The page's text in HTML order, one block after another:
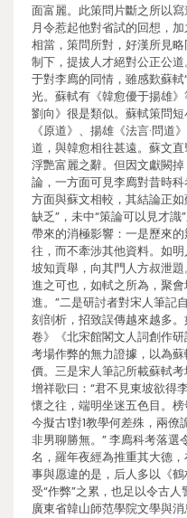
面富麗。此策問片斷之所以
月令惹起他對省試的回想，
相當，策問所對，好漢所見
制下，提拔人才絕對公正公
于對李廌的同情，雖感歎蘇軾
光。蘇軾有《韓愈優于揚雄
劉向》很是類似。蘇軾策問
《原道》、揚雄《法言·問
道，與韓愈相往甚遠。蘇文
浮艷富麗之辭。但因文獻闕
論，一方面可見李廌對昔時
方面與蘇文相較，其結論正
缺乏”，未中“策論可以見才
帶來的消極影響：一是歷來
往，而不牽涉其他資料。如
坡知貢舉，向其門人方叔泄
進之可也，如軾之所為，聚
進。”二是研討者對宋人筆記
刻剖析，招致誤傳越來越多
卷》《北宋館閣文人詞創作
考場作弊的無力證據，以為
價。三是宋人筆記所載蘇軾
增祥歌曰：“君不見東坡欲得
懷之往，端明坐迷五色目。
今擬古1對1教學何差殊，兩
非男聊勝無。” 李廌科考落選
名，羅年夜經為推重其大德，
事與愿違的是，后人多以《
受“作弊”之累，也足以令古
廣東省韓山師范學院文學與消